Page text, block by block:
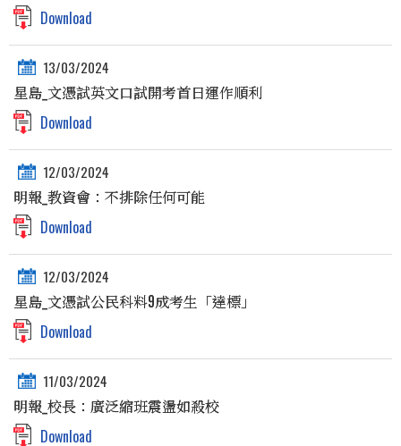
Download
13/03/2024
星島_文憑試英文口試開考首日運作順利
Download
12/03/2024
明報_教資會：不排除任何可能
Download
12/03/2024
星島_文憑試公民科料9成考生「達標」
Download
11/03/2024
明報_校長：廣泛縮班震盪如殺校
Download